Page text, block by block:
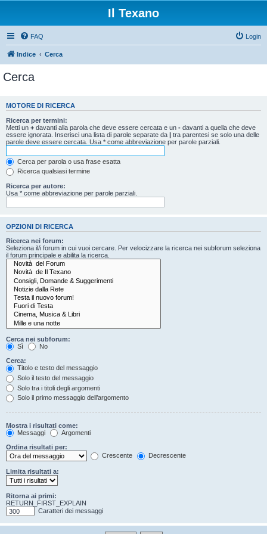
Il Texano
FAQ Login
Indice Cerca
Cerca
MOTORE DI RICERCA
Ricerca per termini:
Metti un + davanti alla parola che deve essere cercata e un - davanti a quella che deve
essere ignorata. Inserisci una lista di parole separate da | tra parentesi se solo una delle
parole deve essere cercata. Usa * come abbreviazione per parole parziali.
Cerca per parola o usa frase esatta
Ricerca qualsiasi termine
Ricerca per autore:
Usa * come abbreviazione per parole parziali.
OPZIONI DI RICERCA
Ricerca nei forum:
Seleziona il/i forum in cui vuoi cercare. Per velocizzare la ricerca nei subforum seleziona
il forum principale e abilita la ricerca.
Cerca nei subforum:
Sì
No
Cerca:
Titolo e testo del messaggio
Solo il testo del messaggio
Solo tra i titoli degli argomenti
Solo il primo messaggio dell’argomento
Mostra i risultati come:
Messaggi
Argomenti
Ordina risultati per:
Crescente
Decrescente
Limita risultati a:
Ritorna ai primi:
RETURN_FIRST_EXPLAIN
Caratteri dei messaggi